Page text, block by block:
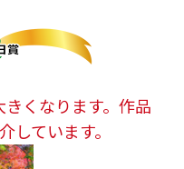
くなります。作品
しています。